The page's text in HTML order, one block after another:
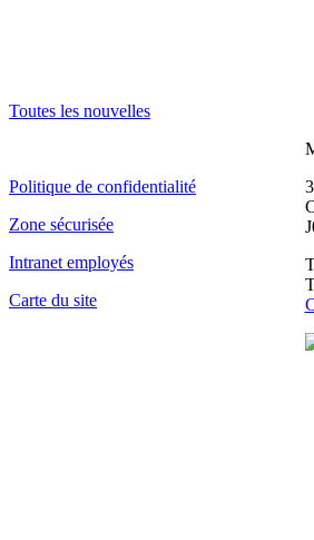
Toutes les nouvelles
Politique de confidentialité
Zone sécurisée
Intranet employés
Carte du site